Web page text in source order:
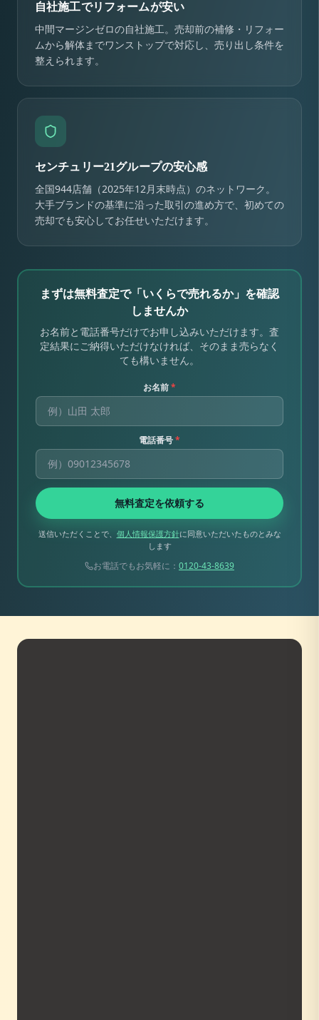
自社施工でリフォームが安い
中間マージンゼロの自社施工。売却前の補修・リフォー
ムから解体までワンストップで対応し、売り出し条件を
整えられます。
センチュリー21グループの安心感
全国944店舗（2025年12月末時点）のネットワーク。
大手ブランドの基準に沿った取引の進め方で、初めての
売却でも安心してお任せいただけます。
まずは無料査定で「いくらで売れるか」を確認
しませんか
お名前と電話番号だけでお申し込みいただけます。査
定結果にご納得いただけなければ、そのまま売らなく
ても構いません。
お名前*
電話番号*
無料査定を依頼する
送信いただくことで、 個人情報保護方針に同意いただいたものとみな
します
お電話でもお気軽に： 0120-43-8639